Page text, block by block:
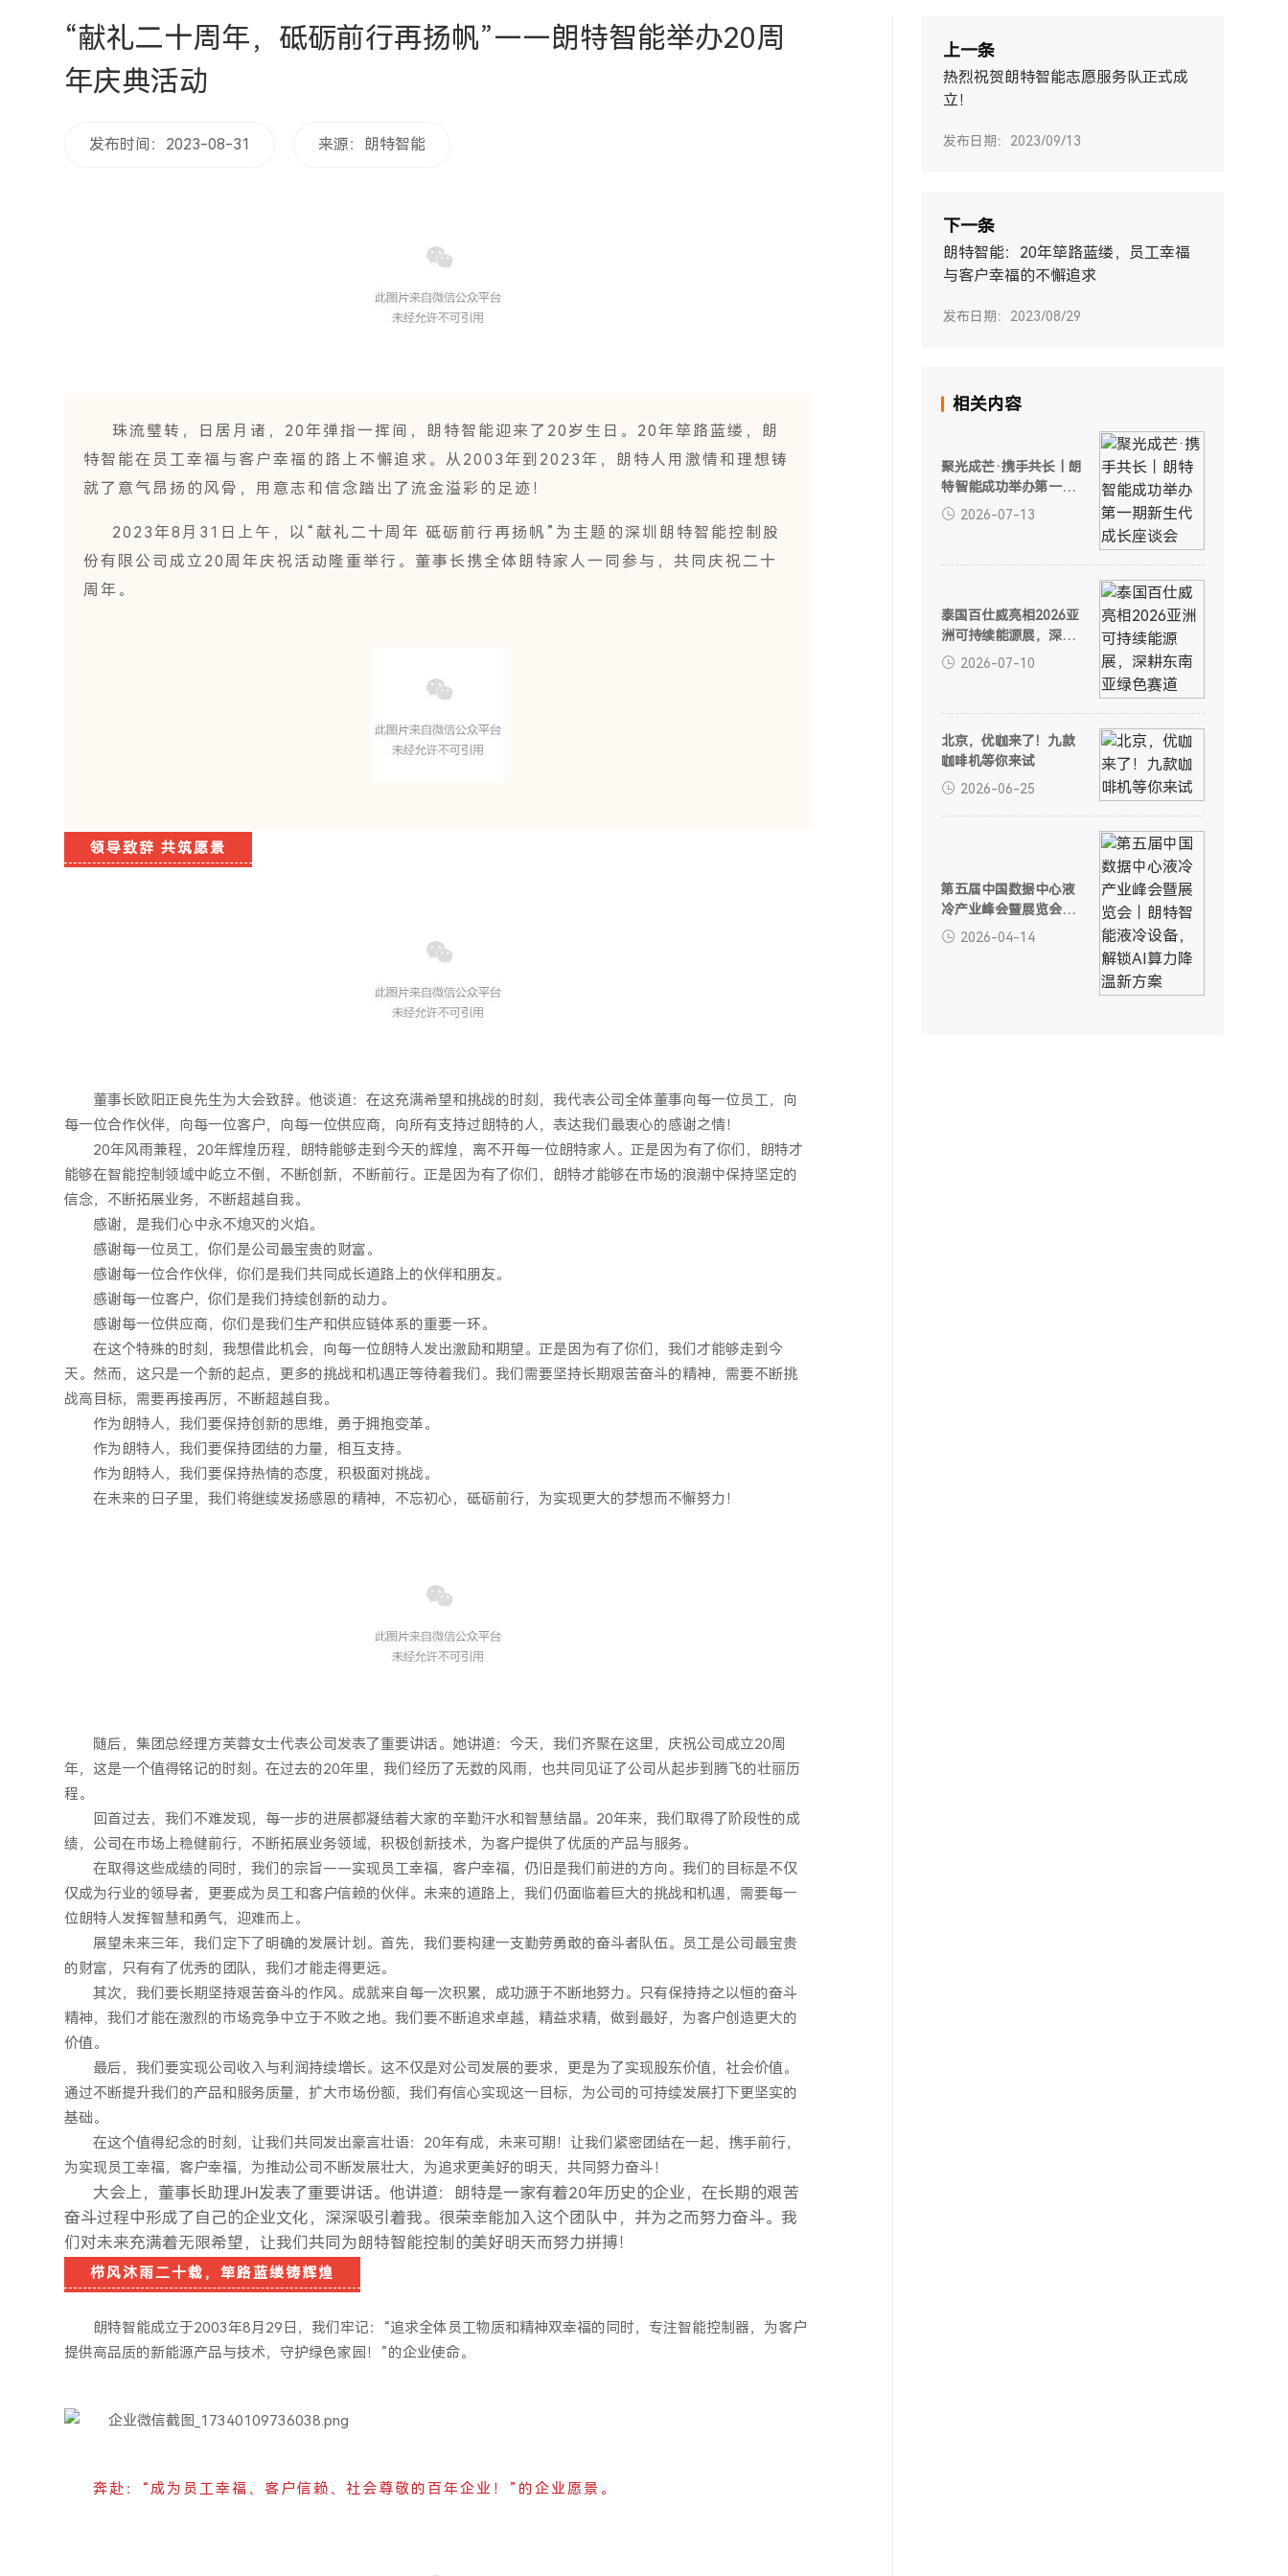
“献礼二十周年，砥砺前行再扬帆”——朗特智能举办20周
年庆典活动
发布时间：2023-08-31 来源：朗特智能
珠流璧转，日居月诸，20年弹指一挥间，朗特智能迎来了20岁生日。20年筚路蓝缕，朗
特智能在员工幸福与客户幸福的路上不懈追求。从2003年到2023年，朗特人用激情和理想铸
就了意气昂扬的风骨，用意志和信念踏出了流金溢彩的足迹！
2023年8月31日上午，以“献礼二十周年 砥砺前行再扬帆”为主题的深圳朗特智能控制股
份有限公司成立20周年庆祝活动隆重举行。董事长携全体朗特家人一同参与，共同庆祝二十
周年。
领导致辞 共筑愿景
董事长欧阳正良先生为大会致辞。他谈道：在这充满希望和挑战的时刻，我代表公司全体董事向每一位员工，向
每一位合作伙伴，向每一位客户，向每一位供应商，向所有支持过朗特的人，表达我们最衷心的感谢之情！
20年风雨兼程，20年辉煌历程，朗特能够走到今天的辉煌，离不开每一位朗特家人。正是因为有了你们，朗特才
能够在智能控制领域中屹立不倒，不断创新，不断前行。正是因为有了你们，朗特才能够在市场的浪潮中保持坚定的
信念，不断拓展业务，不断超越自我。
感谢，是我们心中永不熄灭的火焰。
感谢每一位员工，你们是公司最宝贵的财富。
感谢每一位合作伙伴，你们是我们共同成长道路上的伙伴和朋友。
感谢每一位客户，你们是我们持续创新的动力。
感谢每一位供应商，你们是我们生产和供应链体系的重要一环。
在这个特殊的时刻，我想借此机会，向每一位朗特人发出激励和期望。正是因为有了你们，我们才能够走到今
天。然而，这只是一个新的起点，更多的挑战和机遇正等待着我们。我们需要坚持长期艰苦奋斗的精神，需要不断挑
战高目标，需要再接再厉，不断超越自我。
作为朗特人，我们要保持创新的思维，勇于拥抱变革。
作为朗特人，我们要保持团结的力量，相互支持。
作为朗特人，我们要保持热情的态度，积极面对挑战。
在未来的日子里，我们将继续发扬感恩的精神，不忘初心，砥砺前行，为实现更大的梦想而不懈努力！
随后，集团总经理方芙蓉女士代表公司发表了重要讲话。她讲道：今天，我们齐聚在这里，庆祝公司成立20周
年，这是一个值得铭记的时刻。在过去的20年里，我们经历了无数的风雨，也共同见证了公司从起步到腾飞的壮丽历
程。
回首过去，我们不难发现，每一步的进展都凝结着大家的辛勤汗水和智慧结晶。20年来，我们取得了阶段性的成
绩，公司在市场上稳健前行，不断拓展业务领域，积极创新技术，为客户提供了优质的产品与服务。
在取得这些成绩的同时，我们的宗旨——实现员工幸福，客户幸福，仍旧是我们前进的方向。我们的目标是不仅
仅成为行业的领导者，更要成为员工和客户信赖的伙伴。未来的道路上，我们仍面临着巨大的挑战和机遇，需要每一
位朗特人发挥智慧和勇气，迎难而上。
展望未来三年，我们定下了明确的发展计划。首先，我们要构建一支勤劳勇敢的奋斗者队伍。员工是公司最宝贵
的财富，只有有了优秀的团队，我们才能走得更远。
其次，我们要长期坚持艰苦奋斗的作风。成就来自每一次积累，成功源于不断地努力。只有保持持之以恒的奋斗
精神，我们才能在激烈的市场竞争中立于不败之地。我们要不断追求卓越，精益求精，做到最好，为客户创造更大的
价值。
最后，我们要实现公司收入与利润持续增长。这不仅是对公司发展的要求，更是为了实现股东价值，社会价值。
通过不断提升我们的产品和服务质量，扩大市场份额，我们有信心实现这一目标，为公司的可持续发展打下更坚实的
基础。
在这个值得纪念的时刻，让我们共同发出豪言壮语：20年有成，未来可期！让我们紧密团结在一起，携手前行，
为实现员工幸福，客户幸福，为推动公司不断发展壮大，为追求更美好的明天，共同努力奋斗！
大会上，董事长助理JH发表了重要讲话。他讲道：朗特是一家有着20年历史的企业，在长期的艰苦
奋斗过程中形成了自己的企业文化，深深吸引着我。很荣幸能加入这个团队中，并为之而努力奋斗。我
们对未来充满着无限希望，让我们共同为朗特智能控制的美好明天而努力拼搏！
栉风沐雨二十载，筚路蓝缕铸辉煌
朗特智能成立于2003年8月29日，我们牢记：“追求全体员工物质和精神双幸福的同时，专注智能控制器，为客户
提供高品质的新能源产品与技术，守护绿色家园！ ”的企业使命。
奔赴：“成为员工幸福、客户信赖、社会尊敬的百年企业！”的企业愿景。
上一条
热烈祝贺朗特智能志愿服务队正式成
立！
发布日期：2023/09/13
下一条
朗特智能：20年筚路蓝缕，员工幸福
与客户幸福的不懈追求
发布日期：2023/08/29
相关内容
聚光成芒·携手共长｜朗
特智能成功举办第一期
新生代成长座谈会
2026-07-13
泰国百仕威亮相2026亚
洲可持续能源展，深耕
东南亚绿色赛道
2026-07-10
北京，优咖来了！九款
咖啡机等你来试
2026-06-25
第五届中国数据中心液
冷产业峰会暨展览会｜
朗特智能液冷设备，解
2026-04-14